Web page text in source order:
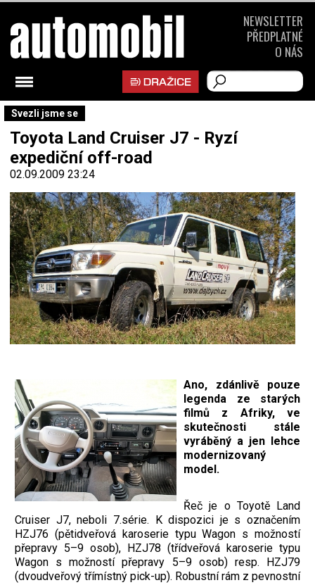
Svezli jsme se
Toyota Land Cruiser J7 - Ryzí
expediční off-road
02.09.2009 23:24
Ano, zdánlivě pouze
legenda ze starých
filmů z Afriky, ve
skutečnosti stále
vyráběný a jen lehce
modernizovaný
model.
Řeč je o Toyotě Land
Cruiser J7, neboli 7.série. K dispozici je s označením
HZJ76 (pětidveřová karoserie typu Wagon s možností
přepravy 5–9 osob), HZJ78 (třídveřová karoserie typu
Wagon s možností přepravy 5–9 osob) resp. HZJ79
(dvoudveřový třímístný pick-up). Robustní rám z pevnostní
NEWSLETTER
PŘEDPLATNÉ
O NÁS